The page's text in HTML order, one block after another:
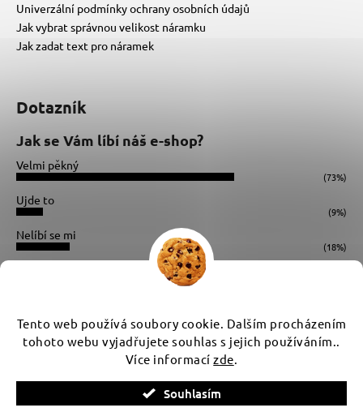
Tento web používá soubory cookie. Dalším procházením
tohoto webu vyjadřujete souhlas s jejich používáním..
Více informacízde.
Souhlasím
Univerzální podmínky ochrany osobních údajů
Jak vybrat správnou velikost náramku
Jak zadat text pro náramek
Dotazník
Jak se Vám líbí náš e-shop?
Velmi pěkný
(73%)
Ujde to
(9%)
Nelíbí se mi
(18%)
Instagram
WUX. Všechna práva vyhrazena.